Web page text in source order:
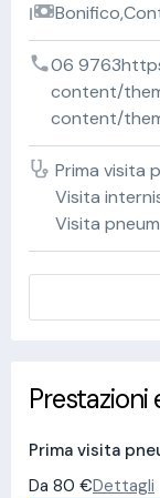
06
content/
content/
Prima visita
Visita
Visita
Prestazioni
Prima visita
Da 80 €Dettagli